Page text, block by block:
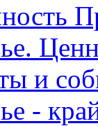
и
-